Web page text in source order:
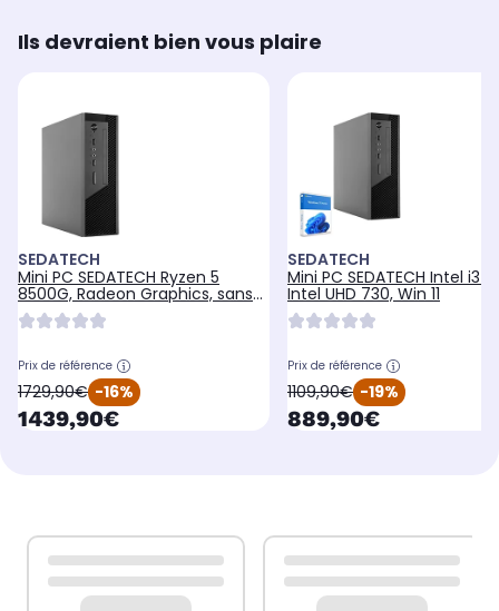
Ils devraient bien vous plaire
SEDATECH
Mini PC SEDATECH Ryzen 5
8500G, Radeon Graphics, sans
OS
Prix de référence
oldPrice
1729,90€ -16%
currentPrice
1439,90€
SEDATECH
Mini PC SEDATECH Intel i3-
Intel UHD 730, Win 11
Prix de référence
oldPrice
1109,90€ -19%
currentPrice
889,90€